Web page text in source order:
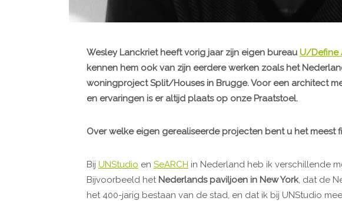
Wesley Lanckrietheeft vorig jaar zijn eigen bureau U/Define
kennen hem ook van zijn eerdere werken zoals het
woningproject Split/Houses in Brugge. Voor een architect
en ervaringen is er altijd plaats op onze Praatstoel.
Over welke eigen gerealiseerde projecten bent u het meest
Bij UNStudio en SeARCH in Nederland heb ik verschillende
Bijvoorbeeld het Nederlands paviljoen in New York, dat de
het 400-jarig bestaan van de stad, en dat ik bij UNStudio